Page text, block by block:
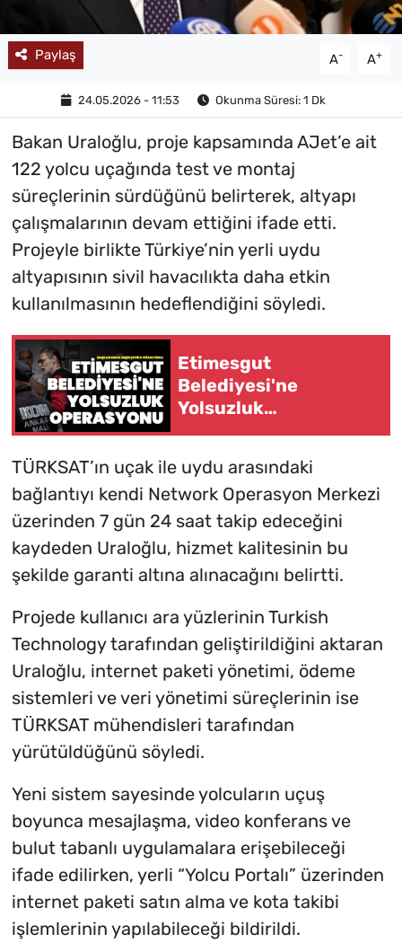
Paylaş A- A+
24.05.2026 - 11:53 Okunma Süresi: 1 Dk
Bakan Uraloğlu, proje kapsamında AJet’e ait
122 yolcu uçağında test ve montaj
süreçlerinin sürdüğünü belirterek, altyapı
çalışmalarının devam ettiğini ifade etti.
Projeyle birlikte Türkiye’nin yerli uydu
altyapısının sivil havacılıkta daha etkin
kullanılmasının hedeflendiğini söyledi.
Etimesgut
Belediyesi'ne
Yolsuzluk
Operasyonu: Başkan
Gözaltında
TÜRKSAT’ın uçak ile uydu arasındaki
bağlantıyı kendi Network Operasyon Merkezi
üzerinden 7 gün 24 saat takip edeceğini
kaydeden Uraloğlu, hizmet kalitesinin bu
şekilde garanti altına alınacağını belirtti.
Projede kullanıcı ara yüzlerinin Turkish
Technology tarafından geliştirildiğini aktaran
Uraloğlu, internet paketi yönetimi, ödeme
sistemleri ve veri yönetimi süreçlerinin ise
TÜRKSAT mühendisleri tarafından
yürütüldüğünü söyledi.
Yeni sistem sayesinde yolcuların uçuş
boyunca mesajlaşma, video konferans ve
bulut tabanlı uygulamalara erişebileceği
ifade edilirken, yerli “Yolcu Portalı” üzerinden
internet paketi satın alma ve kota takibi
işlemlerinin yapılabileceği bildirildi.